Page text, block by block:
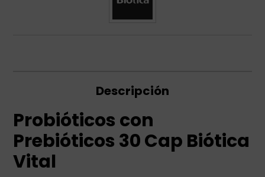
Descripción
Probióticos con
Prebióticos 30 Cap Biótica
Vital